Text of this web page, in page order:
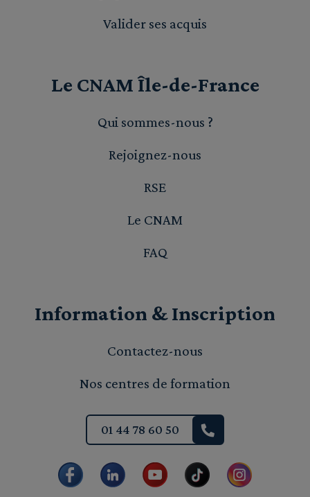
Valider ses acquis
Le CNAM Île-de-France
Qui sommes-nous ?
Rejoignez-nous
RSE
Le CNAM
FAQ
Information & Inscription
Contactez-nous
Nos centres de formation
01 44 78 60 50